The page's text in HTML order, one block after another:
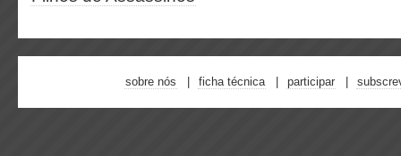
sobre nós ficha técnica participar